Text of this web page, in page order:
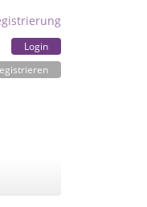
Login